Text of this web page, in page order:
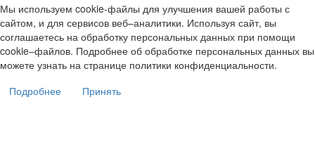
Мы используем cookie-файлы для улучшения вашей работы с
сайтом, и для сервисов веб–аналитики. Используя сайт, вы
соглашаетесь на обработку персональных данных при помощи
cookie–файлов. Подробнее об обработке персональных данных вы
можете узнать на странице политики конфиденциальности.
Подробнее
Принять